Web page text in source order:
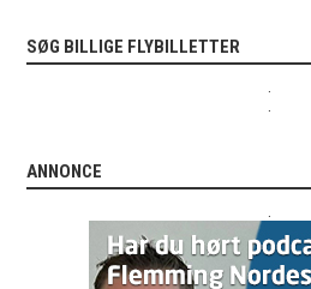
SØG BILLIGE FLYBILLETTER
ANNONCE